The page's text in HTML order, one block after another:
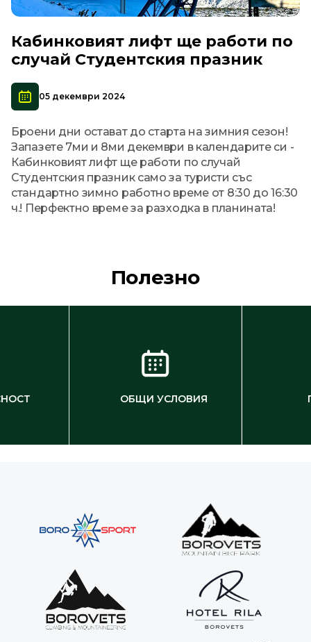
Кабинковият лифт ще работи по
случай Студентския празник
05 декември 2024
Броени дни остават до старта на зимния сезон!
Запазете 7ми и 8ми декември в календарите си -
Кабинковият лифт ще работи по случай
Студентския празник само за туристи със
стандартно зимно работно време от 8:30 до 16:30
ч.! Перфектно време за разходка в планината!
Полезно
ОБЩИ УСЛОВИЯ